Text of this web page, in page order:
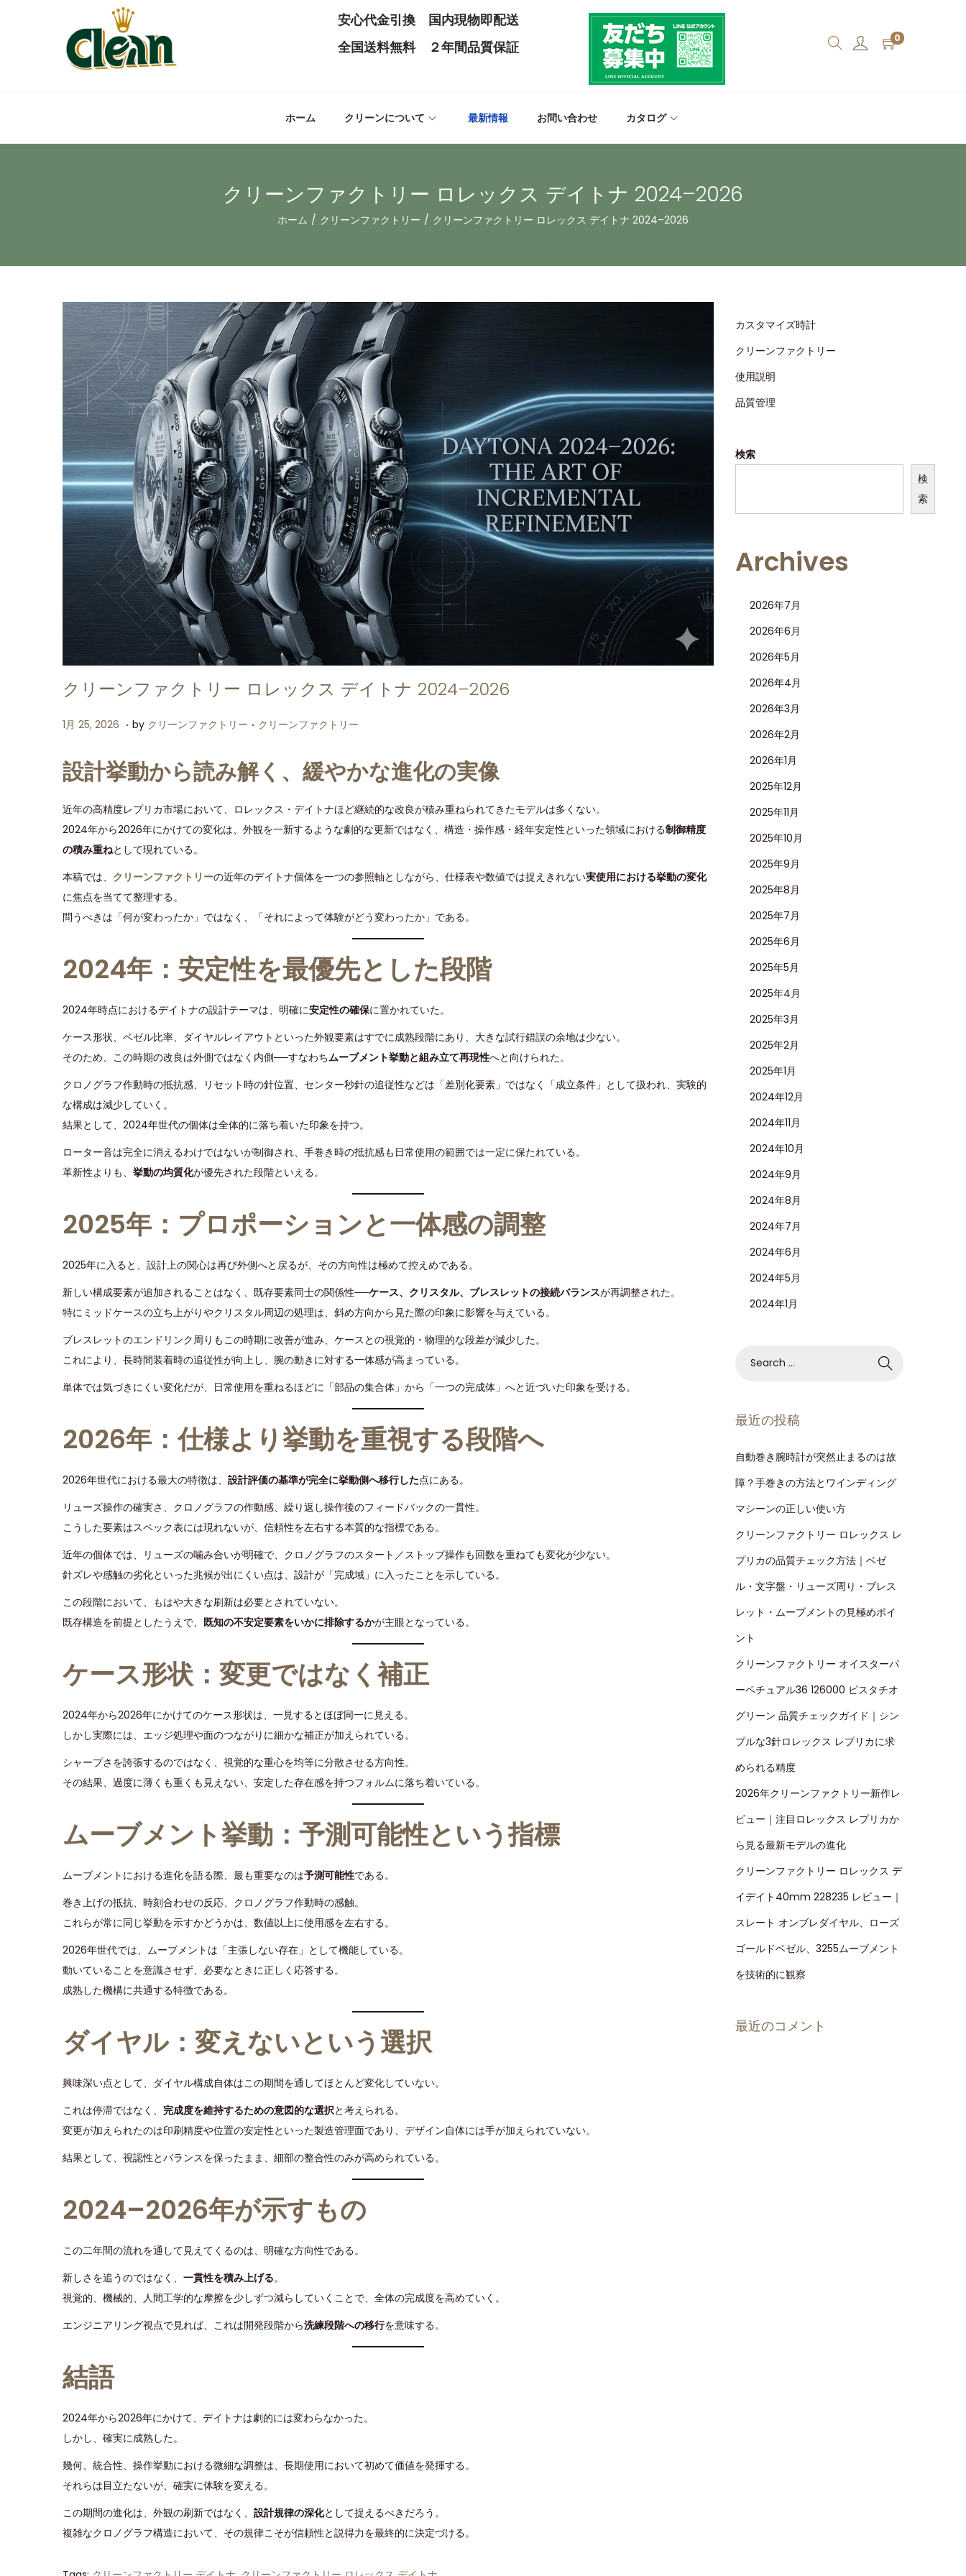
安心代金引換 国内現物即配送
全国送料無料 ２年間品質保証
0
ホーム クリーンについて 最新情報 お問い合わせ カタログ
クリーンファクトリー ロレックス デイトナ 2024–2026
ホーム / クリーンファクトリー / クリーンファクトリー ロレックス デイトナ 2024–2026
クリーンファクトリー ロレックス デイトナ 2024–2026
P
s
t
e
d
o
1月 25, 2026
2
5
,
2
0
6
. by クリーンファクトリー . P
d
クリーンファクトリー
設計挙動から読み解く、緩やかな進化の実像
近年の高精度レプリカ市場において、ロレックス・デイトナほど継続的な改良が積み重ねられてきたモデルは多くない。
2024年から2026年にかけての変化は、外観を一新するような劇的な更新ではなく、構造・操作感・経年安定性といった領域における制御精度
の積み重ねとして現れている。
本稿では、 クリーンファクトリーの近年のデイトナ個体を一つの参照軸としながら、仕様表や数値では捉えきれない実使用における挙動の変化
に焦点を当てて整理する。
問うべきは「何が変わったか」ではなく、「それによって体験がどう変わったか」である。
2024年：安定性を最優先とした段階
2024年時点におけるデイトナの設計テーマは、明確に安定性の確保に置かれていた。
ケース形状、ベゼル比率、ダイヤルレイアウトといった外観要素はすでに成熟段階にあり、大きな試行錯誤の余地は少ない。
そのため、この時期の改良は外側ではなく内側──すなわちムーブメント挙動と組み立て再現性へと向けられた。
クロノグラフ作動時の抵抗感、リセット時の針位置、センター秒針の追従性などは「差別化要素」ではなく「成立条件」として扱われ、実験的
な構成は減少していく。
結果として、2024年世代の個体は全体的に落ち着いた印象を持つ。
ローター音は完全に消えるわけではないが制御され、手巻き時の抵抗感も日常使用の範囲では一定に保たれている。
革新性よりも、 挙動の均質化が優先された段階といえる。
2025年：プロポーションと一体感の調整
2025年に入ると、設計上の関心は再び外側へと戻るが、その方向性は極めて控えめである。
新しい構成要素が追加されることはなく、既存要素同士の関係性──ケース、クリスタル、ブレスレットの接続バランスが再調整された。
特にミッドケースの立ち上がりやクリスタル周辺の処理は、斜め方向から見た際の印象に影響を与えている。
ブレスレットのエンドリンク周りもこの時期に改善が進み、ケースとの視覚的・物理的な段差が減少した。
これにより、長時間装着時の追従性が向上し、腕の動きに対する一体感が高まっている。
単体では気づきにくい変化だが、日常使用を重ねるほどに「部品の集合体」から「一つの完成体」へと近づいた印象を受ける。
2026年：仕様より挙動を重視する段階へ
2026年世代における最大の特徴は、 設計評価の基準が完全に挙動側へ移行した点にある。
リューズ操作の確実さ、クロノグラフの作動感、繰り返し操作後のフィードバックの一貫性。
こうした要素はスペック表には現れないが、信頼性を左右する本質的な指標である。
近年の個体では、リューズの噛み合いが明確で、クロノグラフのスタート／ストップ操作も回数を重ねても変化が少ない。
針ズレや感触の劣化といった兆候が出にくい点は、設計が「完成域」に入ったことを示している。
この段階において、もはや大きな刷新は必要とされていない。
既存構造を前提としたうえで、 既知の不安定要素をいかに排除するかが主眼となっている。
ケース形状：変更ではなく補正
2024年から2026年にかけてのケース形状は、一見するとほぼ同一に見える。
しかし実際には、エッジ処理や面のつながりに細かな補正が加えられている。
シャープさを誇張するのではなく、視覚的な重心を均等に分散させる方向性。
その結果、過度に薄くも重くも見えない、安定した存在感を持つフォルムに落ち着いている。
ムーブメント挙動：予測可能性という指標
ムーブメントにおける進化を語る際、最も重要なのは予測可能性である。
巻き上げの抵抗、時刻合わせの反応、クロノグラフ作動時の感触。
これらが常に同じ挙動を示すかどうかは、数値以上に使用感を左右する。
2026年世代では、ムーブメントは「主張しない存在」として機能している。
動いていることを意識させず、必要なときに正しく応答する。
成熟した機構に共通する特徴である。
ダイヤル：変えないという選択
興味深い点として、ダイヤル構成自体はこの期間を通してほとんど変化していない。
これは停滞ではなく、 完成度を維持するための意図的な選択と考えられる。
変更が加えられたのは印刷精度や位置の安定性といった製造管理面であり、デザイン自体には手が加えられていない。
結果として、視認性とバランスを保ったまま、細部の整合性のみが高められている。
2024–2026年が示すもの
この二年間の流れを通して見えてくるのは、明確な方向性である。
新しさを追うのではなく、 一貫性を積み上げる。
視覚的、機械的、人間工学的な摩擦を少しずつ減らしていくことで、全体の完成度を高めていく。
エンジニアリング視点で見れば、これは開発段階から洗練段階への移行を意味する。
結語
2024年から2026年にかけて、デイトナは劇的には変わらなかった。
しかし、確実に成熟した。
幾何、統合性、操作挙動における微細な調整は、長期使用において初めて価値を発揮する。
それらは目立たないが、確実に体験を変える。
この期間の進化は、外観の刷新ではなく、 設計規律の深化として捉えるべきだろう。
複雑なクロノグラフ構造において、その規律こそが信頼性と説得力を最終的に決定づける。
カスタマイズ時計
クリーンファクトリー
使用説明
品質管理
検索
検
索
Archives
2026年7月
2026年6月
2026年5月
2026年4月
2026年3月
2026年2月
2026年1月
2025年12月
2025年11月
2025年10月
2025年9月
2025年8月
2025年7月
2025年6月
2025年5月
2025年4月
2025年3月
2025年2月
2025年1月
2024年12月
2024年11月
2024年10月
2024年9月
2024年8月
2024年7月
2024年6月
2024年5月
2024年1月
最近の投稿
自動巻き腕時計が突然止まるのは故
障？手巻きの方法とワインディング
マシーンの正しい使い方
クリーンファクトリー ロレックス レ
プリカの品質チェック方法｜ベゼ
ル・文字盤・リューズ周り・ブレス
レット・ムーブメントの見極めポイ
ント
クリーンファクトリー オイスターパ
ーペチュアル36 126000 ピスタチオ
グリーン 品質チェックガイド｜シン
プルな3針ロレックス レプリカに求
められる精度
2026年クリーンファクトリー新作レ
ビュー｜注目ロレックス レプリカか
ら見る最新モデルの進化
クリーンファクトリー ロレックス デ
イデイト40mm 228235 レビュー｜
スレート オンブレダイヤル、ローズ
ゴールドベゼル、3255ムーブメント
を技術的に観察
最近のコメント